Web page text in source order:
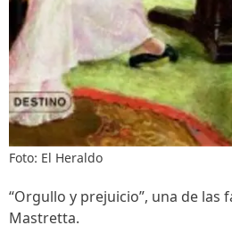
Foto: El Heraldo
“Orgullo y prejuicio”, una de las
Mastretta.